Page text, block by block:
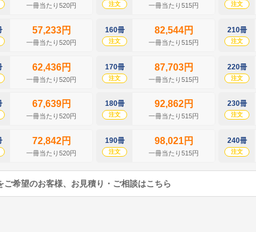
一冊当たり520円
57,233円
一冊当たり520円
62,436円
一冊当たり520円
67,639円
一冊当たり520円
72,842円
一冊当たり520円
注文 一冊当たり515円
160冊
注文
82,544円
一冊当たり515円
170冊
注文
87,703円
一冊当たり515円
180冊
注文
92,862円
一冊当たり515円
190冊
注文
98,021円
一冊当たり515円
注文
210冊
注文
220冊
注文
230冊
注文
240冊
注文
希望のお客様、お見積り・ご相談はこちら